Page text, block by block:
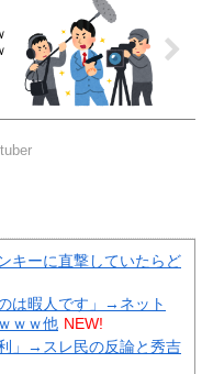
キーに直撃していたらど
は暇人です」→ネット
ｗｗ他 NEW!
」→スレ民の反論と秀吉